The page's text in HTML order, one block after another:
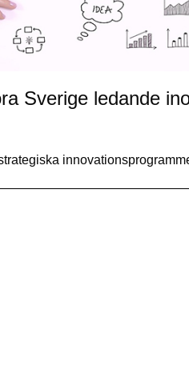
Sverige ledande